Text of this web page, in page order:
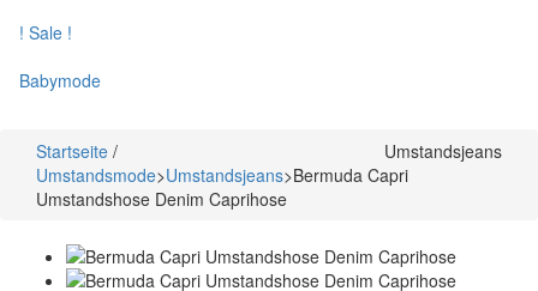
! Sale !
Babymode
Umstandsjeans
Startseite /
Umstandsmode>Umstandsjeans>Bermuda Capri
Umstandshose Denim Caprihose